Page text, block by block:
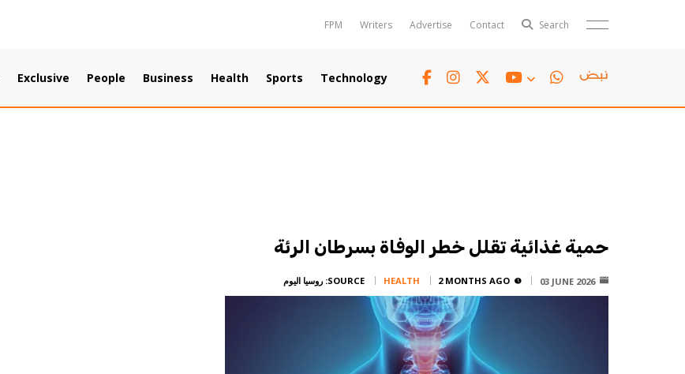
FPM Writers Advertise Contact Search
Polls
Exclusive People Business Health Sports Technology
TTV
حمية غذائية تقلل خطر الوفاة بسرطان الرئة
03 JUNE 2026
2 MONTHS AGO
HEALTH
SOURCE: روسيا اليوم